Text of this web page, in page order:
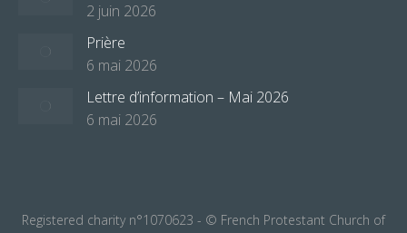
2 juin 2026
Prière
6 mai 2026
Lettre d’information – Mai 2026
6 mai 2026
Registered charity n°1070623 - © French Protestant Church of